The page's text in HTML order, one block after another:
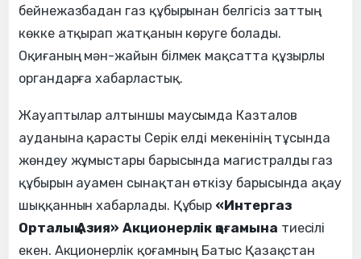
бейнежазбадан газ құбырынан белгісіз заттың
көкке атқырап жатқанын көруге болады.
Оқиғаның мән-жайын білмек мақсатта құзырлы
органдарға хабарластық.
Жауаптылар алтыншы маусымда Казталов
ауданына қарасты Серік елді мекенінің тұсында
жөндеу жұмыстары барысында магистралды газ
құбырын ауамен сынақтан өткізу барысында ақау
шыққаннын хабарлады. Құбыр «Интергаз
Орталық Азия» Акционерлік қоғамына тиесілі
екен. Акционерлік қоғамның Батыс Қазақстан